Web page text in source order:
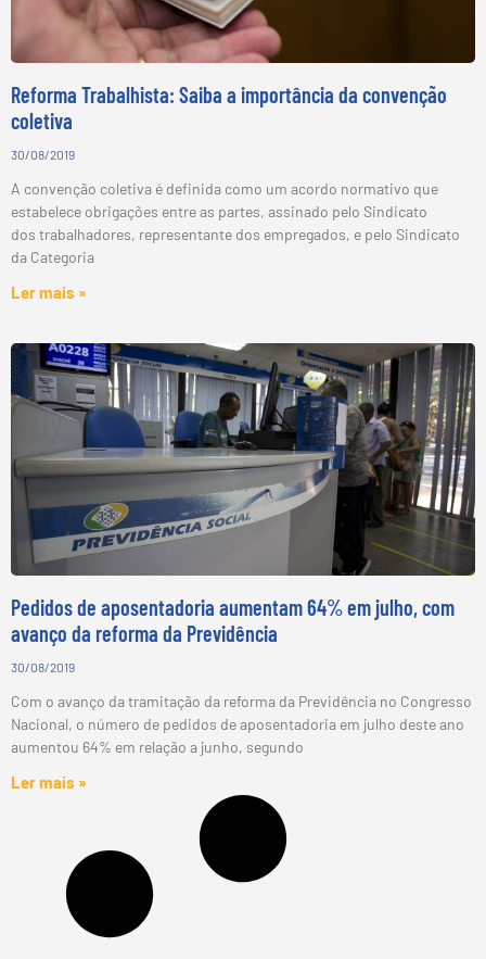
Reforma Trabalhista: Saiba a importância da convenção
coletiva
30/08/2019
A convenção coletiva é definida como um acordo normativo que
estabelece obrigações entre as partes, assinado pelo Sindicato
dos trabalhadores, representante dos empregados, e pelo Sindicato
da Categoria
Ler mais »
Pedidos de aposentadoria aumentam 64% em julho, com
avanço da reforma da Previdência
30/08/2019
Com o avanço da tramitação da reforma da Previdência no Congresso
Nacional, o número de pedidos de aposentadoria em julho deste ano
aumentou 64% em relação a junho, segundo
Ler mais »